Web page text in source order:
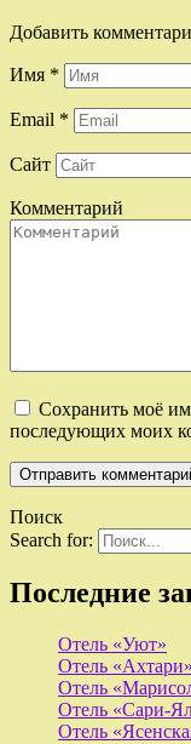
Добавить
Имя *
Email *
Сайт
Комментарий
Сохранить моё
последующих моих
Поиск
Search for:
Последние
Отель «Уют»
Отель «Ахтари»
Отель
Отель «Сари-
Отель